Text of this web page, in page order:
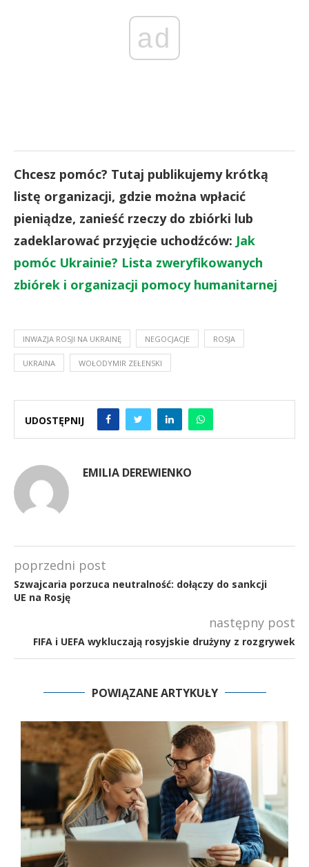
ad
Chcesz pomóc? Tutaj publikujemy krótką
listę organizacji, gdzie można wpłacić
pieniądze, zanieść rzeczy do zbiórki lub
zadeklarować przyjęcie uchodźców: Jak
pomóc Ukrainie? Lista zweryfikowanych
zbiórek i organizacji pomocy humanitarnej
INWAZJA ROSJI NA UKRAINĘ NEGOCJACJE ROSJA
UKRAINA WOŁODYMIR ZEŁENSKI
UDOSTĘPNIJ
EMILIA DEREWIENKO
poprzedni post
Szwajcaria porzuca neutralność: dołączy do sankcji
UE na Rosję
następny post
FIFA i UEFA wykluczają rosyjskie drużyny z rozgrywek
POWIĄZANE ARTYKUŁY